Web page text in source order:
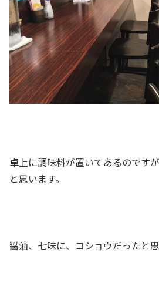
卓上に調味料が置いてあるのです
と思います。
醤油、七味に、コショウだったと思